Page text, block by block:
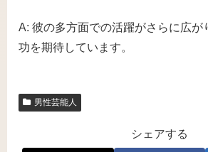
A: 彼の多方面での活躍がさらに広が
功を期待しています。
男性芸能人
シェアする